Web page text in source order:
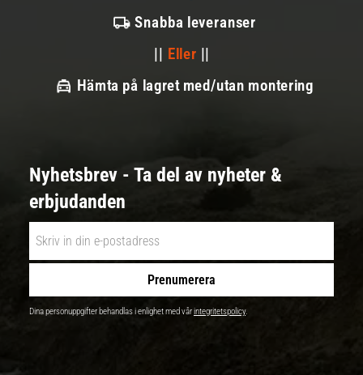
Snabba leveranser
|| Eller ||
Hämta på lagret med/utan montering
Nyhetsbrev - Ta del av nyheter &
erbjudanden
Prenumerera
Dina personuppgifter behandlas i enlighet med vårintegritetspolicy.